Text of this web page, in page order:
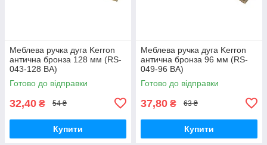
Меблева ручка дуга Kerron
антична бронза 128 мм (RS-
043-128 BA)
Готово до відправки
32,40 ₴ 54 ₴
Купити
Меблева ручка дуга Kerron
антична бронза 96 мм (RS-
049-96 BA)
Готово до відправки
37,80 ₴ 63 ₴
Купити